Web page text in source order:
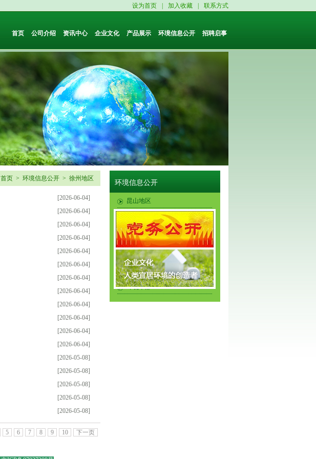
设为首页 加入收藏 联系方式
首页 公司介绍 资讯中心 企业文化 产品展示 环境信息公开 招聘启事
首页 > 环境信息公开 > 徐州地区
[2026-06-04]
[2026-06-04]
[2026-06-04]
[2026-06-04]
[2026-06-04]
[2026-06-04]
[2026-06-04]
[2026-06-04]
[2026-06-04]
[2026-06-04]
[2026-06-04]
[2026-06-04]
[2026-05-08]
[2026-05-08]
[2026-05-08]
[2026-05-08]
[2026-05-08]
5 6 7 8 9 10 下一页
环境信息公开
昆山地区
徐州地区
奉化地区
太仓地区
湖北地区
环境本部